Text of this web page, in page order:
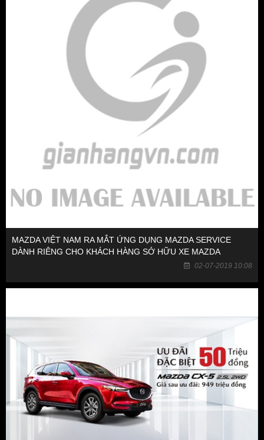
MAZDA VIỆT NAM RA MẮT ỨNG DỤNG MAZDA SERVICE
DÀNH RIÊNG CHO KHÁCH HÀNG SỞ HỮU XE MAZDA
02-07-2019 10:08